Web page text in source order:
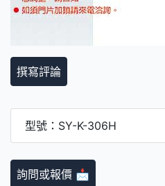
撰寫評論
型號：SY-K-306H
詢問或報價 📩